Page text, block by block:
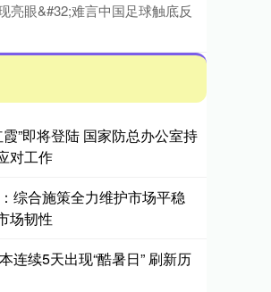
亮眼&#32;难言中国足球触底反
”即将登陆 国家防总办公室持
对工作
综合施策全力维护市场平稳
场韧性
连续5天出现“酷暑日” 刷新历